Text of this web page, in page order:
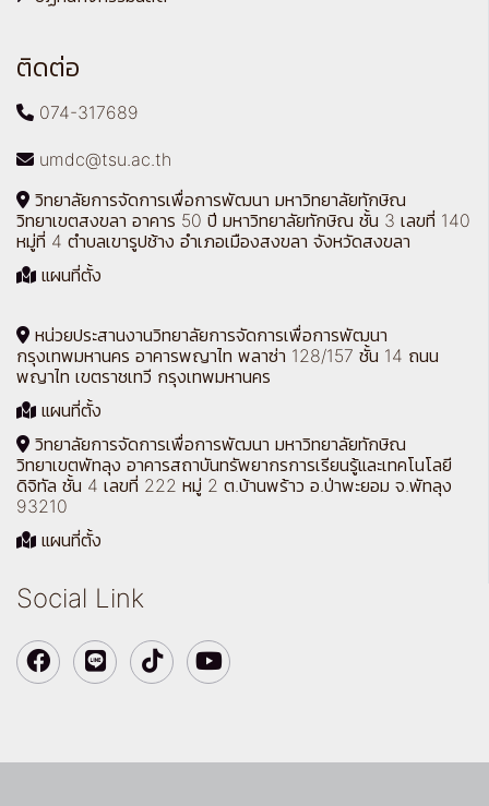
ติดต่อ
074-317689
umdc@tsu.ac.th
วิทยาลัยการจัดการเพื่อการพัฒนา มหาวิทยาลัยทักษิณ
วิทยาเขตสงขลา อาคาร 50 ปี มหาวิทยาลัยทักษิณ ชั้น 3 เลขที่ 140
หมู่ที่ 4 ตำบลเขารูปช้าง อำเภอเมืองสงขลา จังหวัดสงขลา
แผนที่ตั้ง
หน่วยประสานงานวิทยาลัยการจัดการเพื่อการพัฒนา
กรุงเทพมหานคร อาคารพญาไท พลาซ่า 128/157 ชั้น 14 ถนน
พญาไท เขตราชเทวี กรุงเทพมหานคร
แผนที่ตั้ง
วิทยาลัยการจัดการเพื่อการพัฒนา มหาวิทยาลัยทักษิณ
วิทยาเขตพัทลุง อาคารสถาบันทรัพยากรการเรียนรู้และเทคโนโลยี
ดิจิทัล ชั้น 4 เลขที่ 222 หมู่ 2 ต.บ้านพร้าว อ.ป่าพะยอม จ.พัทลุง
93210
แผนที่ตั้ง
Social Link